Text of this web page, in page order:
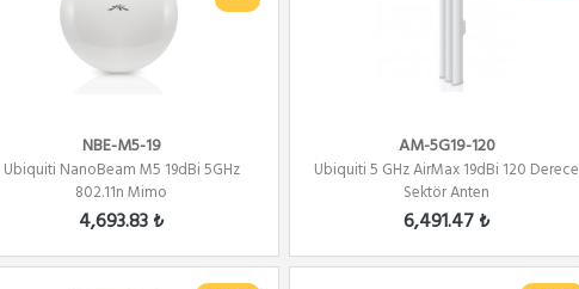
NBE-M5-19
Ubiquiti NanoBeam M5 19dBi 5GHz
802.11n Mimo
4,693.83 ₺
AM-5G19-120
Ubiquiti 5 GHz AirMax 19dBi 120 Derece
Sektör Anten
6,491.47 ₺